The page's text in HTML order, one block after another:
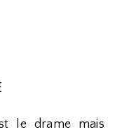
le drame mais